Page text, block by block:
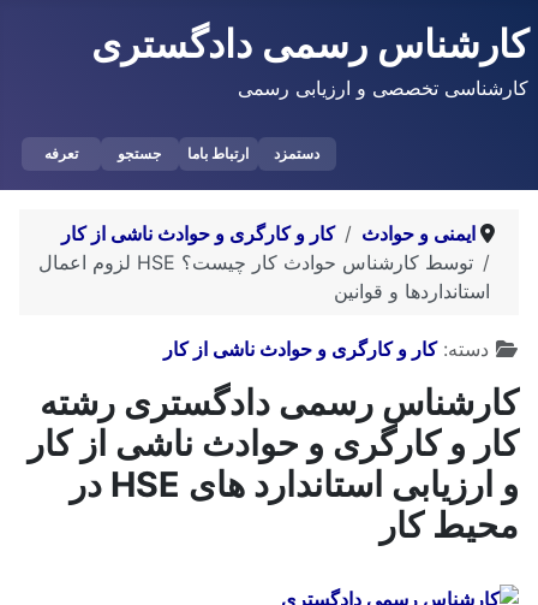
کارشناس رسمی دادگستری
کارشناسی تخصصی و ارزیابی رسمی
دستمزد ارتباط باما جستجو تعرفه
ایمنی و حوادث
کار و کارگری و حوادث ناشی از کار
توسط کارشناس حوادث کار چیست؟ HSE لزوم اعمال
استانداردها و قوانین
توضیحات
دسته:کار و کارگری و حوادث ناشی از کار
کارشناس رسمی دادگستری رشته
کار و کارگری و حوادث ناشی از کار
و ارزیابی استاندارد های HSE در
محیط کار